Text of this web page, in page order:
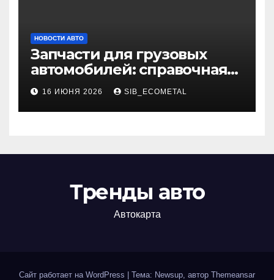
НОВОСТИ АВТО
Запчасти для грузовых
автомобилей: справочная
база по корейским и
японским моделям
16 ИЮНЯ 2026 SIB_ECOMETAL
Тренды авто
Автокарта
Сайт работает на WordPress Тема: Newsup, автор Themeansar